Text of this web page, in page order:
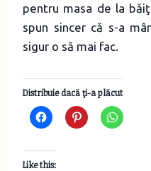
pentru masa de la
spun sincer că s-a
sigur o să mai fac.
Distribuie dacă ţi-a plăcut
Like this: